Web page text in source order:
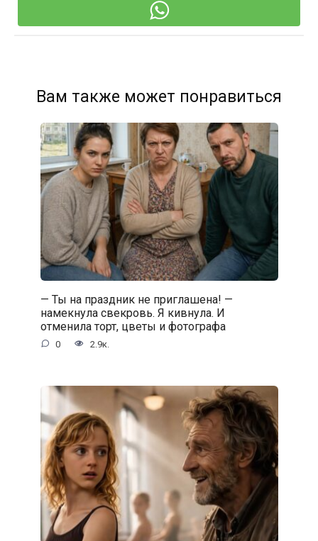
Вам также может понравиться
— Ты на праздник не приглашена! —
намекнула свекровь. Я кивнула. И
отменила торт, цветы и фотографа
0 2.9к.